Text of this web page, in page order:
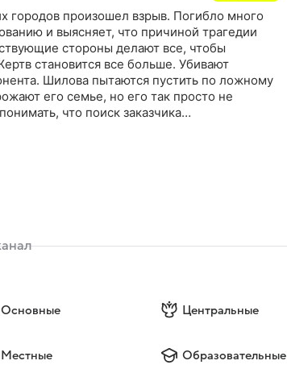
городов произошел взрыв. Погибло много
и выясняет, что причиной трагедии
стороны делают все, чтобы
становится все больше. Убивают
Шилова пытаются пустить по ложному
его семье, но его так просто не
что поиск заказчика
ступень на лестнице, ведущей к
Основные Центральные
Местные Образовательные